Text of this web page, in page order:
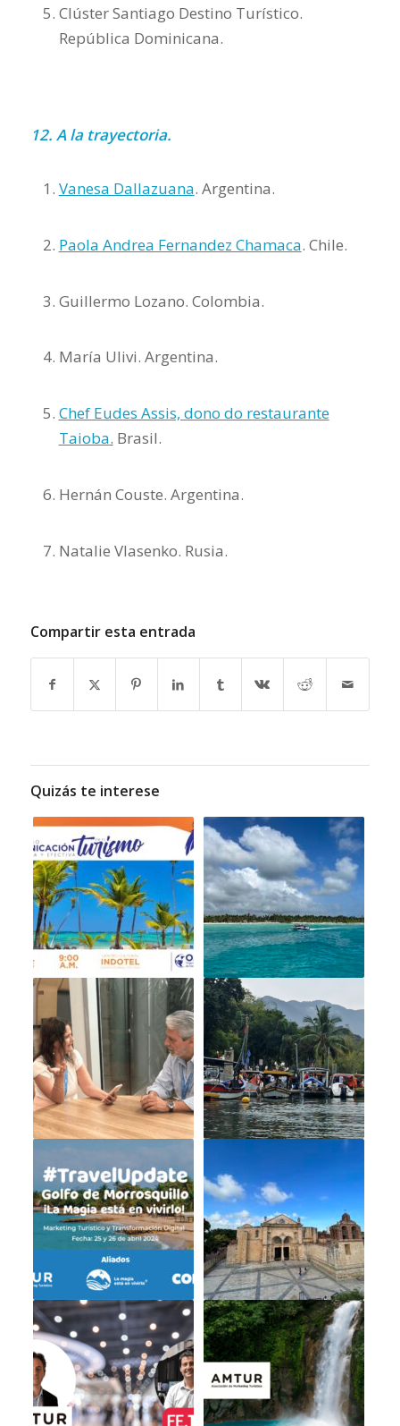
Clúster Santiago Destino Turístico.
República Dominicana.
12. A la trayectoria.
Vanesa Dallazuana. Argentina.
Paola Andrea Fernandez Chamaca. Chile.
Guillermo Lozano. Colombia.
María Ulivi. Argentina.
Chef Eudes Assis, dono do restaurante
Taioba. Brasil.
Hernán Couste. Argentina.
Natalie Vlasenko. Rusia.
Compartir esta entrada
Quizás te interese